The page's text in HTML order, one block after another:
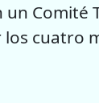
un
cuatro